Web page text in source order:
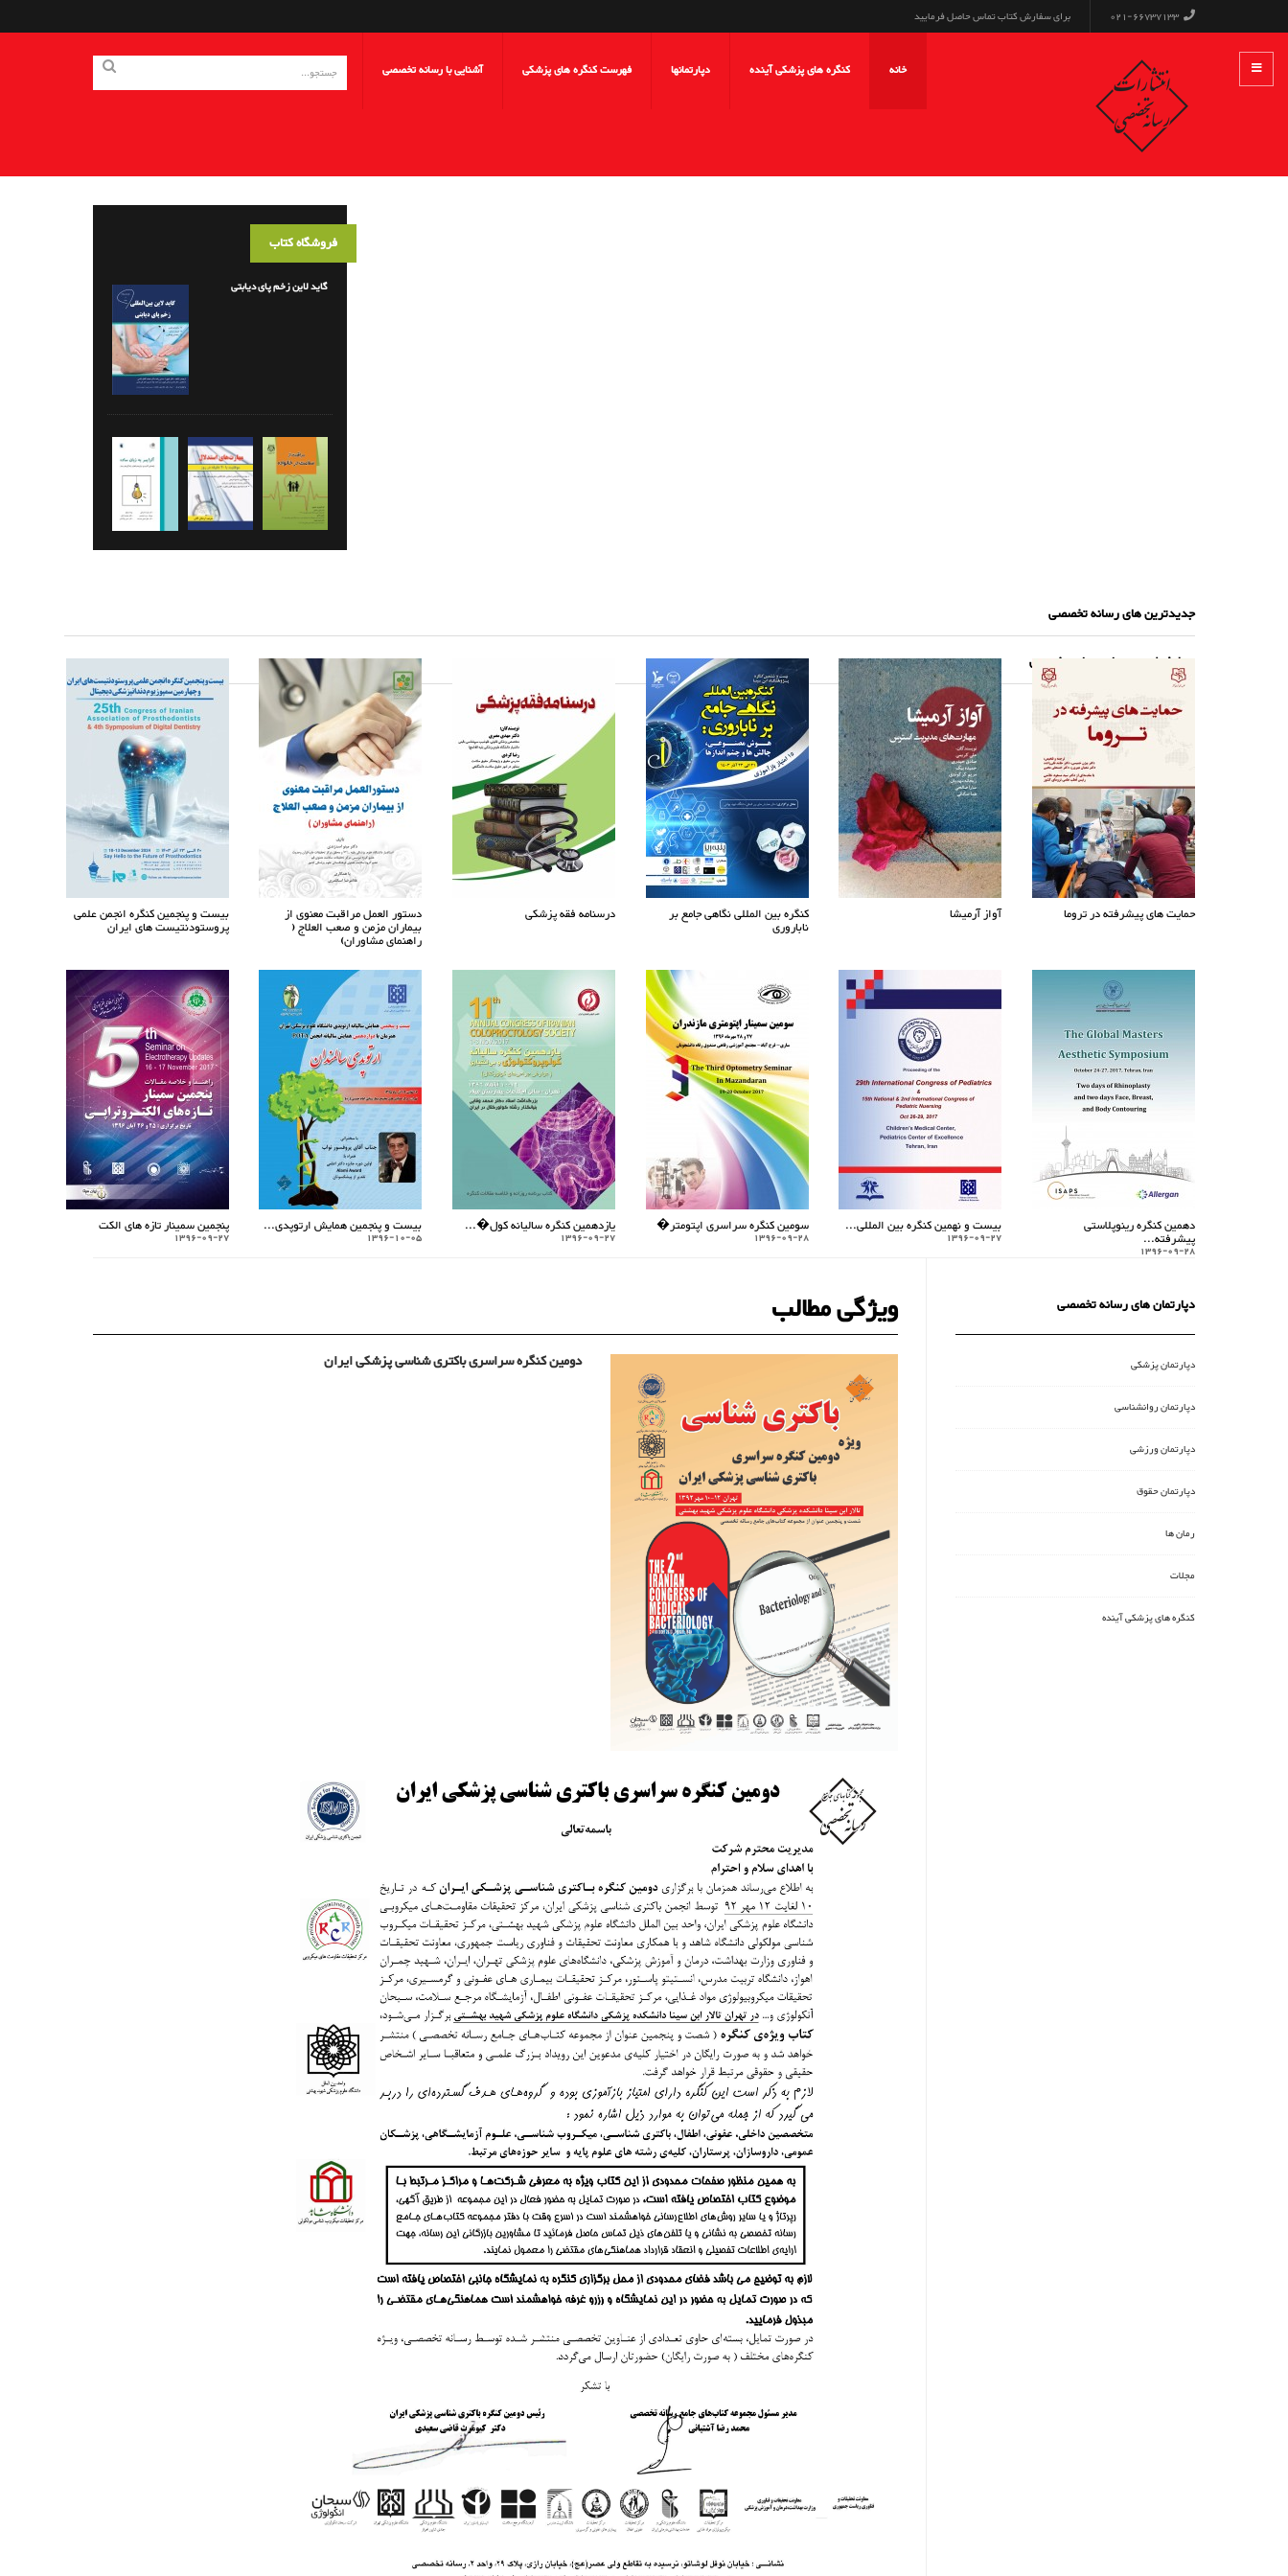
021-66737133 برای سفارش کتاب تماس حاصل فرمایید
خانه کنگره های پزشکی آینده دپارتمانها فهرست کنگره های پزشکی آشنایی با رسانه تخصصی
فروشگاه کتاب
گاید لاین زخم پای دیابتی
جدیدترین های رسانه تخصصی
پرطرفدارترین های رسانه تخصصی
حمایت های پیشرفته در تروما آواز آرمیشا کنگره بین المللی نگاهی جامع بر
ناباروری
درسنامه فقه پزشکی دستور العمل مراقبت معنوی از
بیماران مزمن و صعب العلاج (
راهنمای مشاوران)
بیست و پنجمین کنگره انجمن علمی
پروستودنتیست های ایران
دهمین کنگره رینوپلاستی
پیشرفته...
1396-09-28
بیست و نهمین کنگره بین المللی...
1396-09-27
سومین کنگره سراسری اپتومتر�
1396-09-28
یازدهمین کنگره سالیانه کول�...
1396-09-27
بیست و پنجمین همایش ارتوپدی...
1396-10-05
پنجمین سمینار تازه های الکت
1396-09-27
ویژگی مطالب
دومین کنگره سراسری باکتری شناسی پزشکی ایران
دپارتمان های رسانه تخصصی
دپارتمان پزشکی
دپارتمان روانشناسی
دپارتمان ورزشی
دپارتمان حقوق
رمان ها
مجلات
کنگره های پزشکی آینده